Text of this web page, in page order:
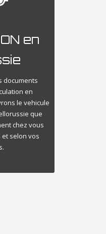
en
documents
en
le vehicule
que
chez vous
selon vos